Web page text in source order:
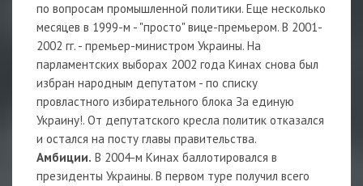
по вопросам промышленной политики. Еще несколько
месяцев в 1999-м - "просто" вице-премьером. В 2001-
2002 гг. - премьер-министром Украины. На
парламентских выборах 2002 года Кинах снова был
избран народным депутатом - по списку
провластного избирательного блока За единую
Украину!. От депутатского кресла политик отказался
и остался на посту главы правительства.
Амбиции. В 2004-м Кинах баллотировался в
президенты Украины. В первом туре получил всего